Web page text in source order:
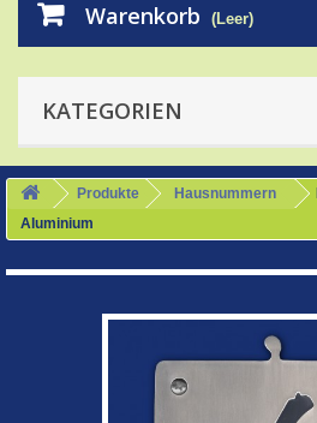
Warenkorb (Leer)
KATEGORIEN
Produkte Hausnummern
Aluminium